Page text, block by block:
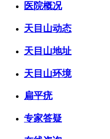
医院概况
天目山动态
天目山地址
天目山环境
扁平疣
专家答疑